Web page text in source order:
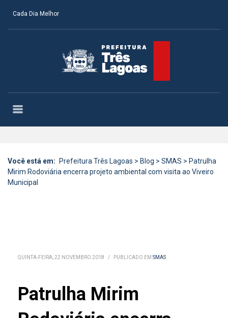
Cada Dia Melhor
Você está em: Prefeitura Três Lagoas > Blog > SMAS > Patrulha
Mirim Rodoviária encerra projeto ambiental com visita ao Viveiro
Municipal
QUINTA-FEIRA, 22 NOVEMBRO 2018 / PUBLICADO EM SMAS
Patrulha Mirim